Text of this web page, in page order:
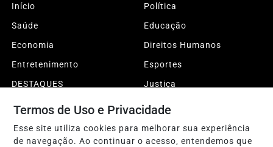
Início
Política
Saúde
Educação
Economia
Direitos Humanos
Entretenimento
Esportes
DESTAQUES
Justiça
Conteúdo Patrocinado
Agro
Sobre
Expediente
FAQ
Termos de Uso e Privacidade
Esse site utiliza cookies para melhorar sua experiência
de navegação. Ao continuar o acesso, entendemos que